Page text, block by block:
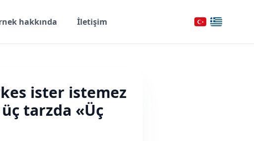
hakkında İletişim
ister istemez
tarzda «Üç